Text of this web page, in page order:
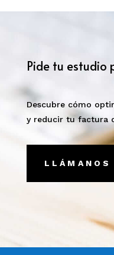
Pide tu estudio
Descubre cómo
y reducir tu factura
LLÁMANOS